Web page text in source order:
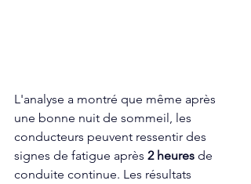
L'analyse a montré que même après
une bonne nuit de sommeil, les
conducteurs peuvent ressentir des
signes de fatigue après 2 heures de
conduite continue. Les résultats